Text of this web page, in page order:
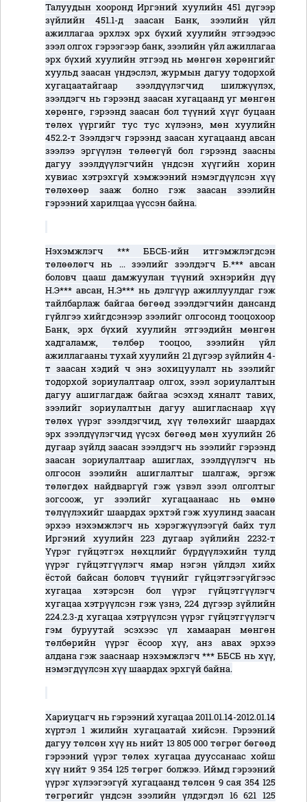
Талуудын хооронд Иргэний хуулийн 451 дүгээр
зүйлийн 451.1-д заасан Банк, зээлийн үйл
ажиллагаа эрхлэх эрх бүхий хуулийн этгээдээс
зээл олгох гэрээгээр банк, зээлийн үйл ажиллагаа
эрх бүхий хуулийн этгээд нь мөнгөн хөрөнгийг
хуульд заасан үндэслэл, журмын дагуу тодорхой
хугацаатайгаар зээлдүүлэгчид шилжүүлэх,
зээлдэгч нь гэрээнд заасан хугацаанд уг мөнгөн
хөрөнгө, гэрээнд заасан бол түүний хүүг буцаан
төлөх үүргийг тус тус хүлээнэ, мөн хуулийн
452.2-т Зээлдэгч гэрээнд заасан хугацаанд авсан
зээлээ эргүүлэн төлөөгүй бол гэрээнд заасны
дагуу зээлдүүлэгчийн үндсэн хүүгийн хорин
хувиас хэтрэхгүй хэмжээний нэмэгдүүлсэн хүү
төлөхөөр зааж болно гэж заасан зээлийн
гэрээний харилцаа үүссэн байна.
Нэхэмжлэгч *** ББСБ-ийн итгэмжлэгдсэн
төлөөлөгч нь ... зээлийг зээлдэгч Б.*** авсан
боловч цааш дамжуулан түүний эхнэрийн дүү
Н.Э*** авсан, Н.Э*** нь дэлгүүр ажиллуулдаг гэж
тайлбарлаж байгаа бөгөөд зээлдэгчийн дансанд
гүйлгээ хийгдсэнээр зээлийг олгосонд тооцохоор
Банк, эрх бүхий хуулийн этгээдийн мөнгөн
хадгаламж, төлбөр тооцоо, зээлийн үйл
ажиллагааны тухай хуулийн 21 дүгээр зүйлийн 4-
т заасан хэдий ч энэ зохицуулалт нь зээлийг
тодорхой зориулалтаар олгох, зээл зориулалтын
дагуу ашиглагдаж байгаа эсэхэд хяналт тавих,
зээлийг зориулалтын дагуу ашигласнаар хүү
төлөх үүрэг зээлдэгчид, хүү төлөхийг шаардах
эрх зээлдүүлэгчид үүсэх бөгөөд мөн хуулийн 26
дугаар зүйлд заасан зээлдэгч нь зээлийг гэрээнд
заасан зориулалтаар ашиглах, зээлдүүлэгч нь
олгосон зээлийн ашиглалтыг шалгаж, эргэж
төлөгдөх найдваргүй гэж үзвэл зээл олголтыг
зогсоож, уг зээлийг хугацаанаас нь өмнө
төлүүлэхийг шаардах эрхтэй гэж хуулинд заасан
эрхээ нэхэмжлэгч нь хэрэгжүүлээгүй байх тул
Иргэний хуулийн 223 дугаар зүйлийн 2232-т
Үүрэг гүйцэтгэх нөхцлийг бүрдүүлэхийн тулд
үүрэг гүйцэтгүүлэгч ямар нэгэн үйлдэл хийх
ёстой байсан боловч түүнийг гүйцэтгээгүйгээс
хугацаа хэтэрсэн бол үүрэг гүйцэтгүүлэгч
хугацаа хэтрүүлсэн гэж үзнэ, 224 дүгээр зүйлийн
224.2.3-д хугацаа хэтрүүлсэн үүрэг гүйцэтгүүлэгч
гэм буруутай эсэхээс үл хамааран мөнгөн
төлбөрийн үүрэг ёсоор хүү, анз авах эрхээ
алдана гэж зааснаар нэхэмжлэгч *** ББСБ нь хүү,
нэмэгдүүлсэн хүү шаардах эрхгүй байна.
Хариуцагч нь гэрээний хугацаа 2011.01.14-2012.01.14
хүртэл 1 жилийн хугацаатай хийсэн. Гэрээний
дагуу төлсөн хүү нь нийт 13 805 000 төгрөг бөгөөд
гэрээний үүрэг төлөх хугацаа дууссанаас хойш
хүү нийт 9 354 125 төгрөг болжээ. Иймд гэрээний
үүрэг хүлээгээгүй хугацаанд төлсөн 9 сая 354 125
төгрөгийг үндсэн зээлийн үлдэгдэл 16 621 125